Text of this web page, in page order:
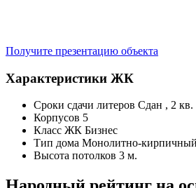
Получите презентацию объекта
Характеристики ЖК
Сроки сдачи литеров Сдан , 2 кв.
Корпусов 5
Класс ЖК Бизнес
Тип дома Монолитно-кирпичный
Высота потолков 3 м.